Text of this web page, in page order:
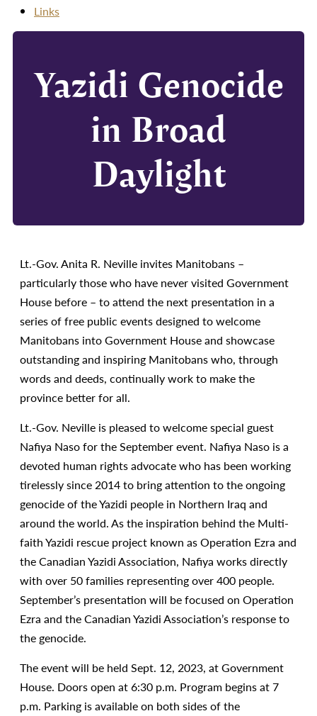
Links
Yazidi Genocide
in Broad
Daylight
Lt.-Gov. Anita R. Neville invites Manitobans –
particularly those who have never visited Government
House before – to attend the next presentation in a
series of free public events designed to welcome
Manitobans into Government House and showcase
outstanding and inspiring Manitobans who, through
words and deeds, continually work to make the
province better for all.
Lt.-Gov. Neville is pleased to welcome special guest
Nafiya Naso for the September event. Nafiya Naso is a
devoted human rights advocate who has been working
tirelessly since 2014 to bring attention to the ongoing
genocide of the Yazidi people in Northern Iraq and
around the world. As the inspiration behind the Multi-
faith Yazidi rescue project known as Operation Ezra and
the Canadian Yazidi Association, Nafiya works directly
with over 50 families representing over 400 people.
September’s presentation will be focused on Operation
Ezra and the Canadian Yazidi Association’s response to
the genocide.
The event will be held Sept. 12, 2023, at Government
House. Doors open at 6:30 p.m. Program begins at 7
p.m. Parking is available on both sides of the